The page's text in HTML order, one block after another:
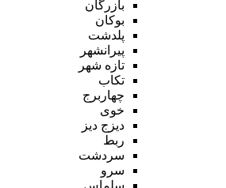
بازرگان
بوکان
پلدشت
پیرانشهر
تازه شهر
تکاب
چهاربرج
خوی
دیزج دیز
ربط
سردشت
سرو
سلماس